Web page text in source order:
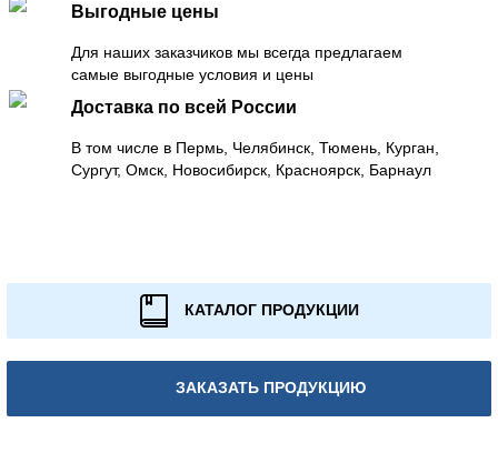
Выгодные цены
Для наших заказчиков мы всегда предлагаем
самые выгодные условия и цены
Доставка по всей России
В том числе в Пермь, Челябинск, Тюмень, Курган,
Сургут, Омск, Новосибирск, Красноярск, Барнаул
КАТАЛОГ ПРОДУКЦИИ
ЗАКАЗАТЬ ПРОДУКЦИЮ